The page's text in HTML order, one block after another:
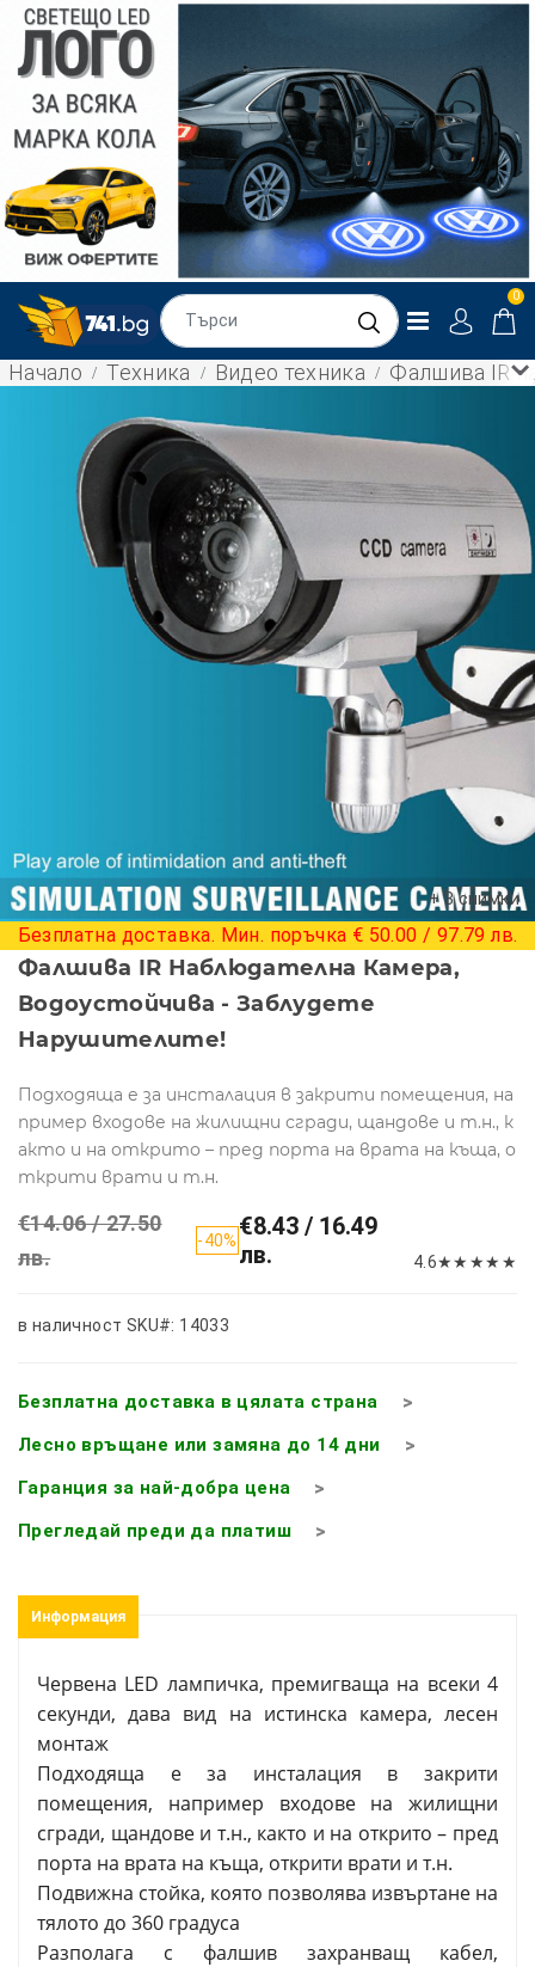
0
Начало Техника Видео техника Фалшива IR
+ 3 снимки
Безплатна доставка. Мин. поръчка € 50.00 / 97.79 лв.
Фалшива IR Наблюдателна Камера,
Водоустойчива - Заблудете
Нарушителите!
Подходяща е за инсталация в закрити помещения, на
пример входове на жилищни сгради, щандове и т.н., к
акто и на открито – пред порта на врата на къща, о
ткрити врати и т.н.
€14.06 / 27.50
лв.
-40%€8.43 / 16.49
лв.
4.6★★ ★★ ★
в наличност SKU#: 14033
Безплатна доставка в цялата страна
Лесно връщане или замяна до 14 дни
Гаранция за най-добра цена
Прегледай преди да платиш
Информация
Червена LED лампичка, премигваща на всеки 4
секунди, дава вид на истинска камера, лесен
монтаж
Подходяща е за инсталация в закрити
помещения, например входове на жилищни
сгради, щандове и т.н., както и на открито – пред
порта на врата на къща, открити врати и т.н.
Подвижна стойка, която позволява извъртане на
тялото до 360 градуса
Разполага с фалшив захранващ кабел,